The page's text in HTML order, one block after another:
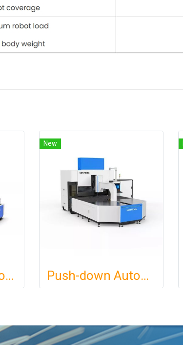
Suction-cup Automatic Panel Bender BDC-1500
New
Push-down Automatic Panel Bending Center BDC-2500